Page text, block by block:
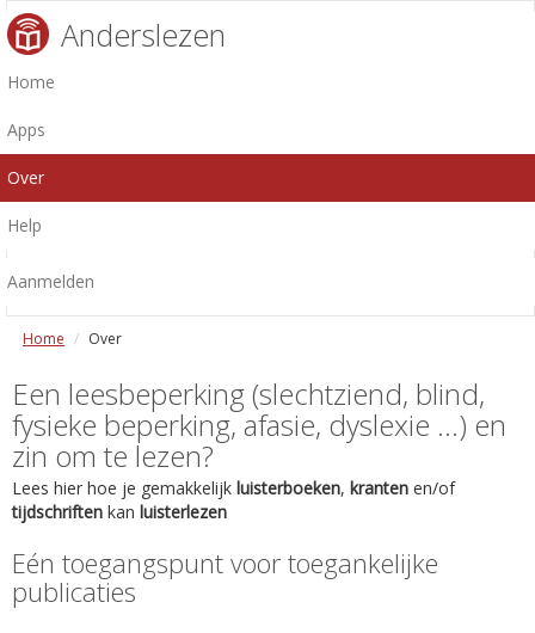
Anderslezen
Home
Apps
Over
Help
Aanmelden
Home Over
Een leesbeperking (slechtziend, blind,
fysieke beperking, afasie, dyslexie ...) en
zin om te lezen?
Lees hier hoe je gemakkelijk luisterboeken, kranten en/of
tijdschriften kan luisterlezen
Eén toegangspunt voor toegankelijke
publicaties